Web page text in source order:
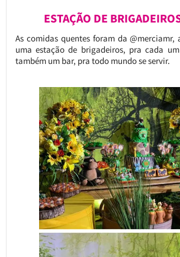
ESTAÇÃO DE
As comidas quentes foram da @merciamr,
uma estação de brigadeiros, pra cada
também um bar, pra todo mundo se servir.